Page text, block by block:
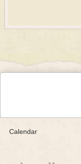
Calendar